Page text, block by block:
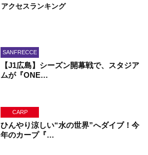
アクセスランキング
SANFRECCE
【J1広島】シーズン開幕戦で、スタジア
ムが『ONE…
CARP
ひんやり涼しい“水の世界”へダイブ！今
年のカープ『…